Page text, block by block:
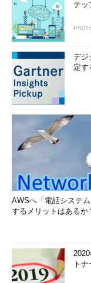
テッ
デジ
定す
AWSへ「電話システ
するメリットはあるか
ト